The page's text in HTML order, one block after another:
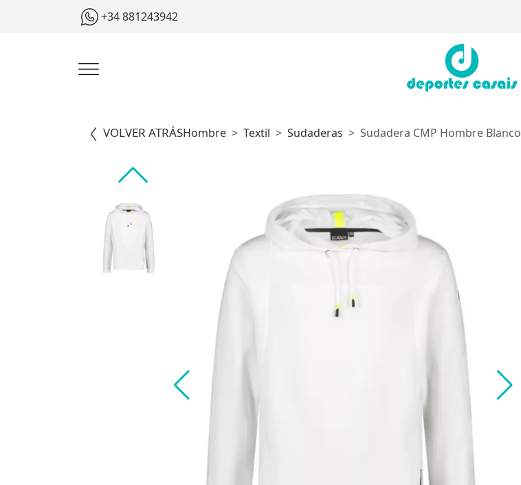
+34 881243942
VOLVER ATRÁSHombre Textil Sudaderas Sudadera CMP Hombre Blanco